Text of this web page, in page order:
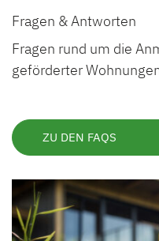
Fragen & Antworten
Fragen rund um die
geförderter
ZU DEN FAQS